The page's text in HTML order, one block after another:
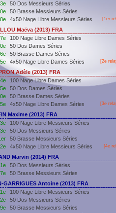
50 Dos Messieurs Séries
50 Brasse Messieurs Séries
8e
4x50 Nage Libre Messieurs Séries [1er
Maëva (2013) FRA
7e
100 Nage Libre Dames Séries
50 Dos Dames Séries
50 Brasse Dames Séries
5e
4x50 Nage Libre Dames Séries [2e
Adèle (2013) FRA
100 Nage Libre Dames Séries
50 Dos Dames Séries
50 Brasse Dames Séries
5e
4x50 Nage Libre Dames Séries [3e
Maxime (2013) FRA
3e
100 Nage Libre Messieurs Séries
3e
50 Dos Messieurs Séries
50 Brasse Messieurs Séries
2e
4x50 Nage Libre Messieurs Séries [4e
Marvin (2014) FRA
50 Dos Messieurs Séries
50 Brasse Messieurs Séries
GARRIGUES Antoine (2013) FRA
100 Nage Libre Messieurs Séries
50 Dos Messieurs Séries
9e
50 Brasse Messieurs Séries